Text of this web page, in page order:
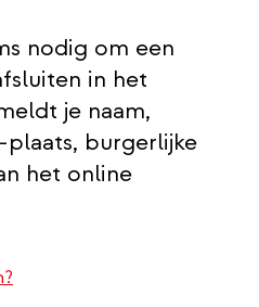
nodig om een
in het
je naam,
burgerlijke
het online